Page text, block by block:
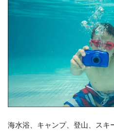
海水浴、キャンプ、登山、ス